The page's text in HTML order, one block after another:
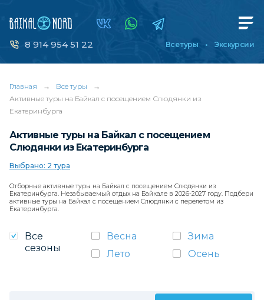
8 914 954 51 22 Все туры Экскурсии
Главная → Все туры
→
Активные туры на Байкал с посещением Слюдянки из
Екатеринбурга
Активные туры на Байкал с посещением
Слюдянки из Екатеринбурга
Выбрано: 2 тура
Отборные активные туры на Байкал с посещением Слюдянки из
Екатеринбурга. Незабываемый отдых на Байкале в 2026-2027 году. Подбери
активные туры на Байкал с посещением Слюдянки с перелетом из
Екатеринбурга.
Все
сезоны
Весна
Зима
Лето
Осень